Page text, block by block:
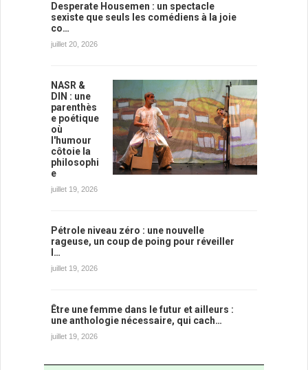
Desperate Housemen : un spectacle
sexiste que seuls les comédiens à la joie
co…
juillet 20, 2026
NASR &
DIN : une
parenthès
e poétique
où
l'humour
côtoie la
philosophi
e
juillet 19, 2026
Pétrole niveau zéro : une nouvelle
rageuse, un coup de poing pour réveiller
l…
juillet 19, 2026
Être une femme dans le futur et ailleurs :
une anthologie nécessaire, qui cach…
juillet 19, 2026